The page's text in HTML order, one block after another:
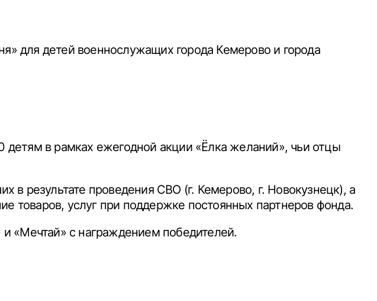
для детей военнослужащих города Кемерово и города
детям в рамках ежегодной акции «Ёлка желаний», чьи отцы
в результате проведения СВО (г. Кемерово, г. Новокузнецк), а
товаров, услуг при поддержке постоянных партнеров фонда.
«Мечтай» с награждением победителей.